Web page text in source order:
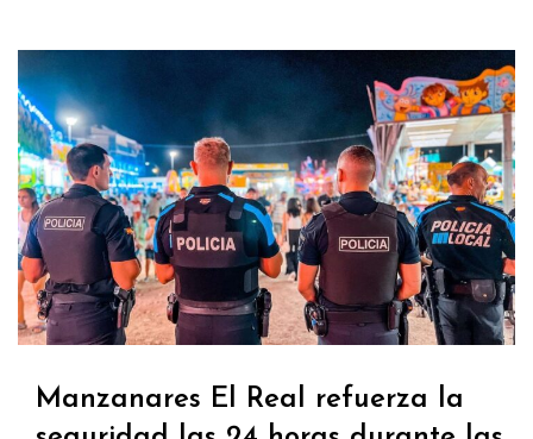
Manzanares El Real refuerza la